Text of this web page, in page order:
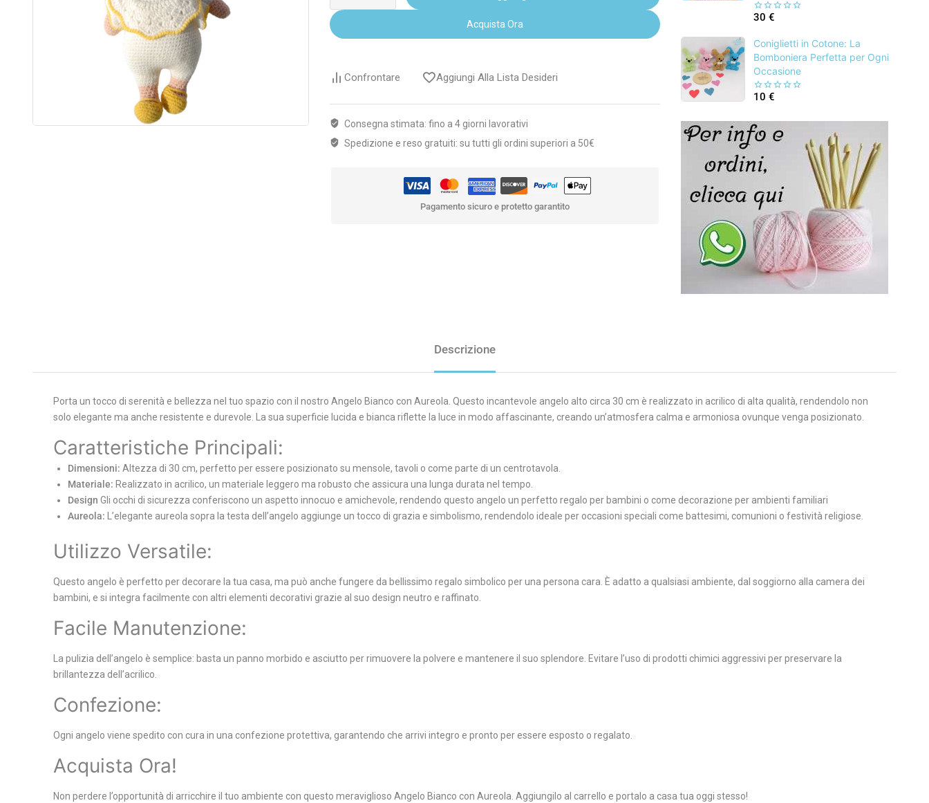
0
of
5
30€
Coniglietti in Cotone: La
Bomboniera Perfetta per Ogni
Occasione
0
5
10€
Acquista Ora
Confrontare Aggiungi Alla Lista Desideri
Consegna stimata: fino a 4 giorni lavorativi
Spedizione e reso gratuiti: su tutti gli ordini superiori a 50€
Pagamento sicuro e protetto garantito
Descrizione
Porta un tocco di serenità e bellezza nel tuo spazio con il nostro Angelo Bianco con Aureola. Questo incantevole angelo alto circa 30 cm è realizzato in acrilico di alta qualità, rendendolo non
solo elegante ma anche resistente e durevole. La sua superficie lucida e bianca riflette la luce in modo affascinante, creando un’atmosfera calma e armoniosa ovunque venga posizionato.
Caratteristiche Principali:
Dimensioni: Altezza di 30 cm, perfetto per essere posizionato su mensole, tavoli o come parte di un centrotavola.
Materiale: Realizzato in acrilico, un materiale leggero ma robusto che assicura una lunga durata nel tempo.
Design Gli occhi di sicurezza conferiscono un aspetto innocuo e amichevole, rendendo questo angelo un perfetto regalo per bambini o come decorazione per ambienti familiari
Aureola: L’elegante aureola sopra la testa dell’angelo aggiunge un tocco di grazia e simbolismo, rendendolo ideale per occasioni speciali come battesimi, comunioni o festività religiose.
Utilizzo Versatile:
Questo angelo è perfetto per decorare la tua casa, ma può anche fungere da bellissimo regalo simbolico per una persona cara. È adatto a qualsiasi ambiente, dal soggiorno alla camera dei
bambini, e si integra facilmente con altri elementi decorativi grazie al suo design neutro e raffinato.
Facile Manutenzione:
La pulizia dell’angelo è semplice: basta un panno morbido e asciutto per rimuovere la polvere e mantenere il suo splendore. Evitare l’uso di prodotti chimici aggressivi per preservare la
brillantezza dell’acrilico.
Confezione:
Ogni angelo viene spedito con cura in una confezione protettiva, garantendo che arrivi integro e pronto per essere esposto o regalato.
Acquista Ora!
Non perdere l’opportunità di arricchire il tuo ambiente con questo meraviglioso Angelo Bianco con Aureola. Aggiungilo al carrello e portalo a casa tua oggi stesso!